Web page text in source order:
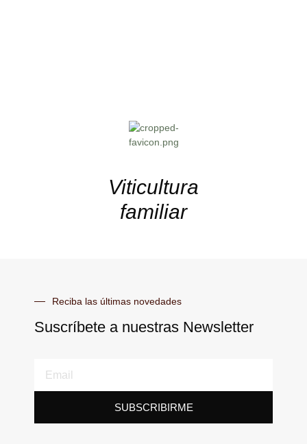
Viticultura
familiar
Reciba las últimas novedades
Suscríbete a nuestras Newsletter
SUBSCRIBIRME